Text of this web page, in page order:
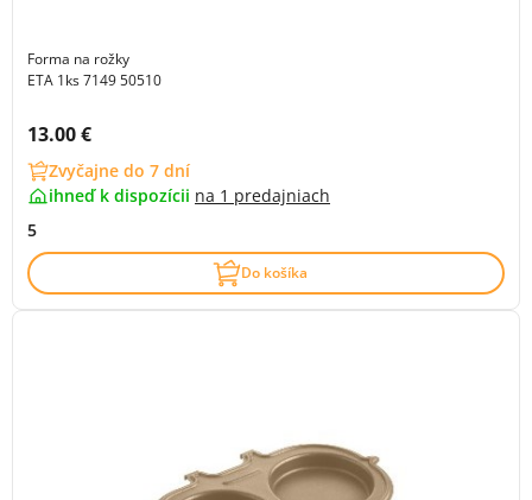
Forma na rožky
ETA 1ks 7149 50510
Cena s DPH:
13.00 €
Zvyčajne do 7 dní
ihneď k dispozícii na 1 predajniach
5
Do košíka